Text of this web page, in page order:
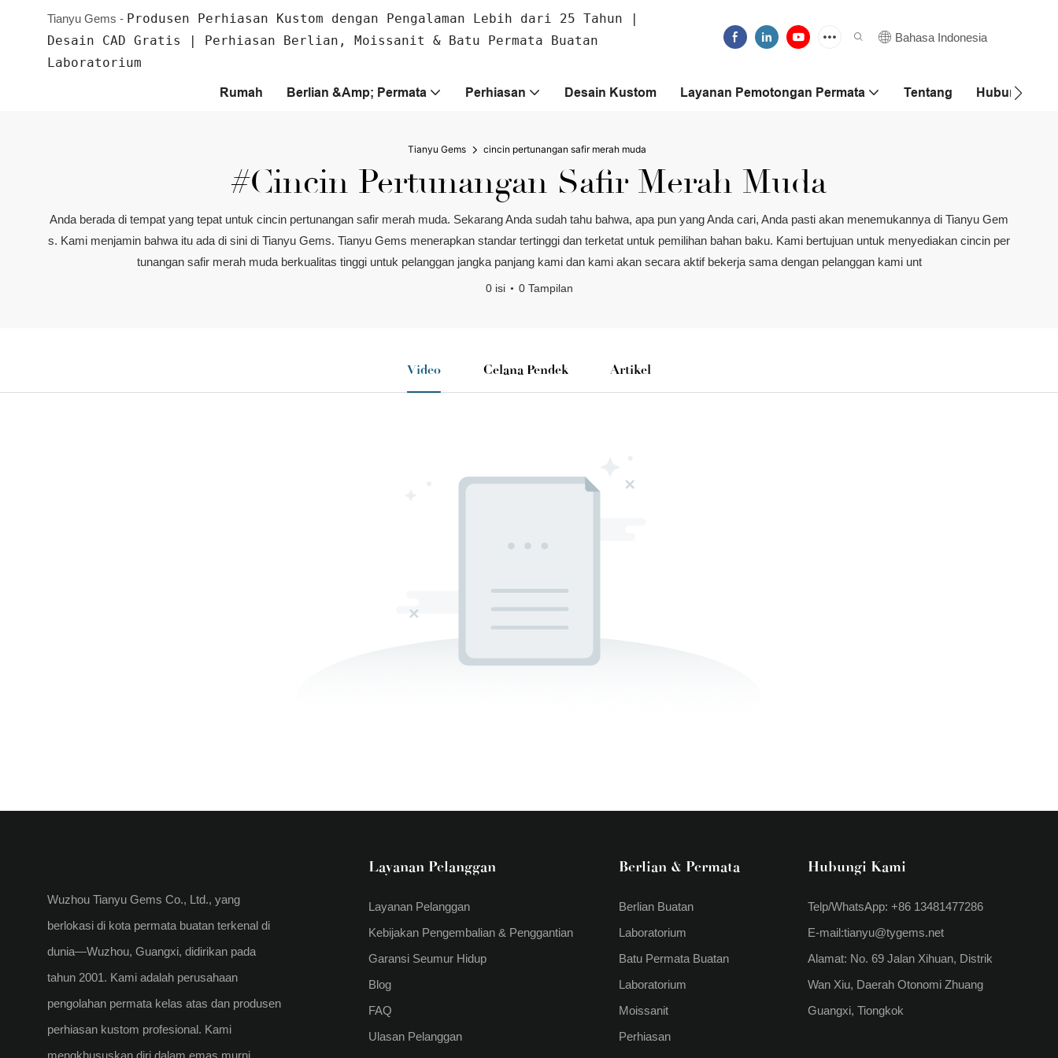
Tianyu Gems - Produsen Perhiasan Kustom dengan Pengalaman Lebih dari 25 Tahun |
Desain CAD Gratis | Perhiasan Berlian, Moissanit & Batu Permata Buatan
Laboratorium
Bahasa Indonesia
Rumah Berlian &amp; Permata Perhiasan Desain Kustom Layanan Pemotongan Permata Tentang Hubungi
Tianyu Gems cincin pertunangan safir merah muda
#cincin Pertunangan Safir Merah Muda
Anda berada di tempat yang tepat untuk cincin pertunangan safir merah muda. Sekarang Anda sudah tahu bahwa, apa pun yang Anda cari, Anda pasti akan menemukannya di Tianyu Gem
s. Kami menjamin bahwa itu ada di sini di Tianyu Gems. Tianyu Gems menerapkan standar tertinggi dan terketat untuk pemilihan bahan baku. Kami bertujuan untuk menyediakan cincin per
tunangan safir merah muda berkualitas tinggi untuk pelanggan jangka panjang kami dan kami akan secara aktif bekerja sama dengan pelanggan kami unt
0 isi 0 Tampilan
Video Celana Pendek Artikel
Wuzhou Tianyu Gems Co., Ltd., yang
berlokasi di kota permata buatan terkenal di
dunia—Wuzhou, Guangxi, didirikan pada
tahun 2001. Kami adalah perusahaan
pengolahan permata kelas atas dan produsen
perhiasan kustom profesional. Kami
mengkhususkan diri dalam emas murni,
Layanan Pelanggan
Layanan Pelanggan
Kebijakan Pengembalian & Penggantian
Garansi Seumur Hidup
Blog
FAQ
Ulasan Pelanggan
Berlian & Permata
Berlian Buatan
Laboratorium
Batu Permata Buatan
Laboratorium
Moissanit
Perhiasan
Hubungi Kami
Telp/WhatsApp: +86 13481477286
E-mail:tianyu@tygems.net
Alamat: No. 69 Jalan Xihuan, Distrik
Wan Xiu, Daerah Otonomi Zhuang
Guangxi, Tiongkok